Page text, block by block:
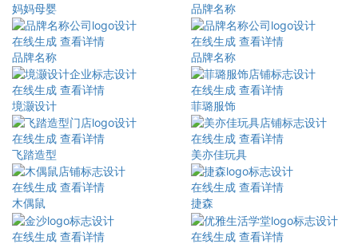
妈妈母婴
品牌名称
在线生成 查看详情
品牌名称
在线生成 查看详情
品牌名称
在线生成 查看详情
境灏设计
在线生成 查看详情
菲璐服饰
在线生成 查看详情
飞踏造型
在线生成 查看详情
美亦佳玩具
在线生成 查看详情
木偶鼠
在线生成 查看详情
捷森
在线生成 查看详情
在线生成 查看详情